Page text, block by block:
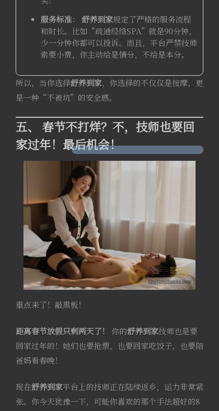
服务标准： 舒养到家规定了严格的服务流程
和时长。比如“疏通经络SPA”就是90分钟，
少一分钟你都可以投诉。而且，平台严禁技师
索要小费，你主动给是情分，不给是本分。
所以，当你选择舒养到家，你选择的不仅仅是按摩，更
是一种“不被坑”的安全感。
五、 春节不打烊？不，技师也要回
家过年！最后机会！
重点来了！敲黑板！
距离春节放假只剩两天了！ 你的舒养到家技师也是要
回家过年的！她们也要抢票，也要回家吃饺子，也要陪
爸妈看春晚！
现在舒养到家平台上的技师正在陆续返乡，运力非常紧
张。你今天犹豫一下，可能你喜欢的那个手法超好的8